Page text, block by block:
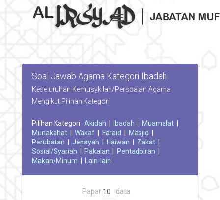
Toggle navigation
Soal Jawab Agama Kategori Ibadah
Keseluruhan Kemusykilan/Persoalan Agama
Mengikut Pilihan Kategori
Pilihan Kategori : Akidah Ibadah Muamalat
Munakahat
Wakaf Faraid Masjid
Perubatan
Jenayah Haiwan Zakat
Sosial/Syariah
Pakaian Pentadbiran
Makan/Minum
Lain-lain
Papar data